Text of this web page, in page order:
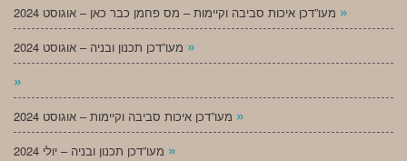
»
»
»
»
»